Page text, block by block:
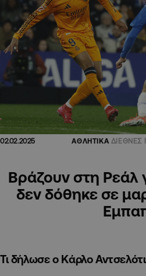
02.02.2025 ΑΘΛΗΤΙΚΑ ΔΙΕΘΝΕΣ
Βράζουν στη Ρεάλ
δεν δόθηκε σε
Τι δήλωσε ο Κάρλο Αντσελότι